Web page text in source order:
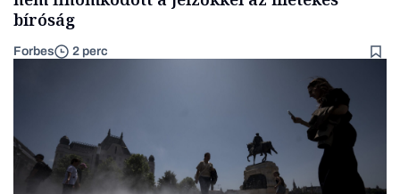
bíróság
Forbes 2 perc